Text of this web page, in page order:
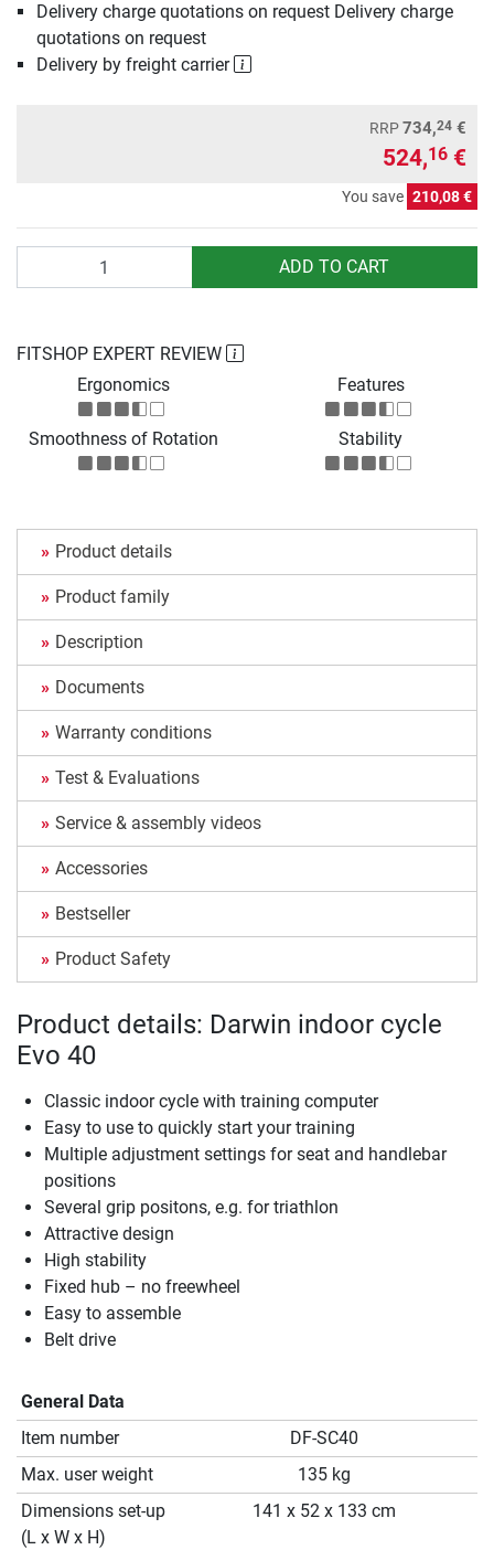
Delivery charge quotations on request Delivery charge
quotations on request
Delivery by freight carrier
RRP734,24 €
524,16 €
You save 210,08 €
ADD TO CART
FITSHOP EXPERT REVIEW
Ergonomics
Features
Smoothness of Rotation Stability
Product details
Product family
Description
Documents
Warranty conditions
Test & Evaluations
Service & assembly videos
Accessories
Bestseller
Product Safety
Product details: Darwin indoor cycle
Evo 40
Classic indoor cycle with training computer
Easy to use to quickly start your training
Multiple adjustment settings for seat and handlebar
positions
Several grip positons, e.g. for triathlon
Attractive design
High stability
Fixed hub – no freewheel
Easy to assemble
Belt drive
General Data
Item number
DF-SC40
Max. user weight
135 kg
Dimensions set-up
(L x W x H)
141 x 52 x 133 cm